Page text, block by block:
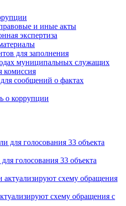
и иные акты
экспертиза
для заполнения
муниципальных служащих
комиссия
сообщений о фактах
о коррупции
голосования 33 объекта
схему обращения с